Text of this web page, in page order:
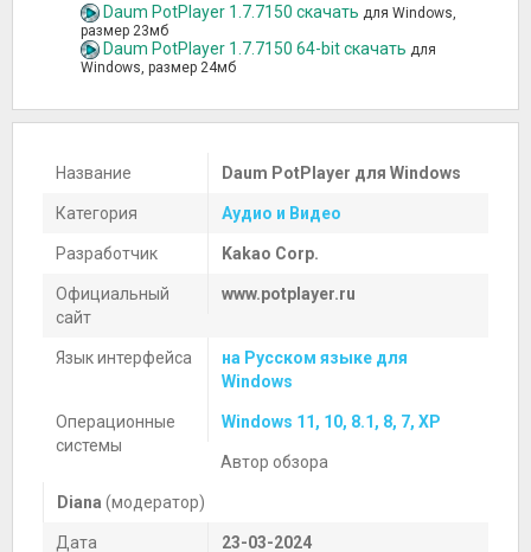
Daum PotPlayer 1.7.7150 скачать для Windows,
размер 23мб
Daum PotPlayer 1.7.7150 64-bit скачать для
Windows, размер 24мб
Название Daum PotPlayer для Windows
Категория Аудио и Видео
Разработчик Kakao Corp.
Официальный
сайт
www.potplayer.ru
Язык интерфейса
на Русском языке для
Windows
Операционные
системы
Windows 11, 10, 8.1, 8, 7, XP
Автор обзора
Diana (модератор)
Дата
23-03-2024